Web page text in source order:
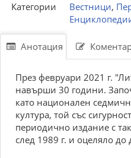
Категории
Вестници,
Анотация
През февруари 2021 г.
навърши 30 години.
като национален
култура, той със
периодично издание с
след 1989 г. и оцеляло до